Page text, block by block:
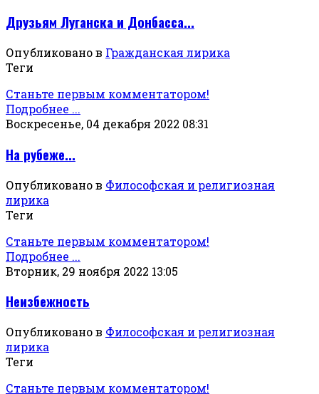
Друзьям Луганска и Донбасса...
Опубликовано в Гражданская лирика
Теги
Станьте первым комментатором!
Подробнее ...
Воскресенье, 04 декабря 2022 08:31
На рубеже...
Опубликовано в Философская и религиозная
лирика
Теги
Станьте первым комментатором!
Подробнее ...
Вторник, 29 ноября 2022 13:05
Неизбежность
Опубликовано в Философская и религиозная
лирика
Теги
Станьте первым комментатором!